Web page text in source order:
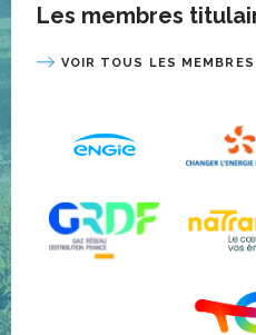
Les membres
VOIR TOUS LES MEMBRES